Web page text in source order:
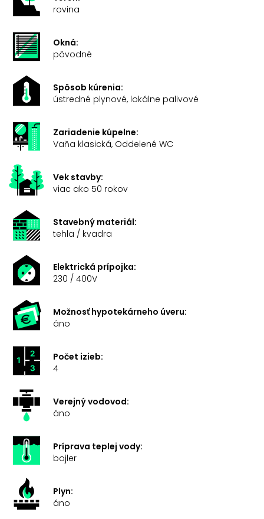
rovina
Okná:
pôvodné
Spôsob kúrenia:
ústredné plynové, lokálne palivové
Zariadenie kúpelne:
Vaňa klasická, Oddelené WC
Vek stavby:
viac ako 50 rokov
Stavebný materiál:
tehla / kvadra
Elektrická prípojka:
230 / 400V
Možnosť hypotekárneho úveru:
áno
Počet izieb:
4
Verejný vodovod:
áno
Príprava teplej vody:
bojler
Plyn:
áno